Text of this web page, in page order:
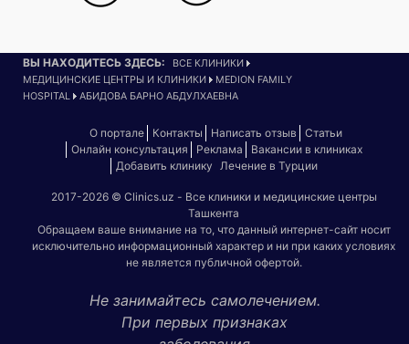
ВЫ НАХОДИТЕСЬ ЗДЕСЬ:
ВСЕ КЛИНИКИ
МЕДИЦИНСКИЕ ЦЕНТРЫ И КЛИНИКИ
MEDION FAMILY
HOSPITAL
АБИДОВА БАРНО АБДУЛХАЕВНА
О портале Контакты Написать отзыв
Статьи
Онлайн консультация
Реклама
Вакансии в клиниках
Добавить клинику
Лечение в Турции
2017-2026 © Clinics.uz - Все клиники и медицинские центры
Ташкента
Обращаем ваше внимание на то, что данный интернет-сайт носит
исключительно информационный характер и ни при каких условиях
не является публичной офертой.
Не занимайтесь самолечением.
При первых признаках